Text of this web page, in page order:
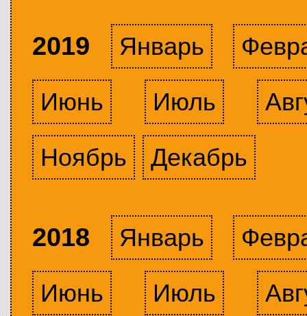
2019 Январь
Июнь
Июль
Ноябрь
Декабрь
2018 Январь
Июнь
Июль